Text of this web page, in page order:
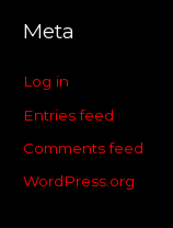
Meta
Log in
Entries feed
Comments feed
WordPress.org